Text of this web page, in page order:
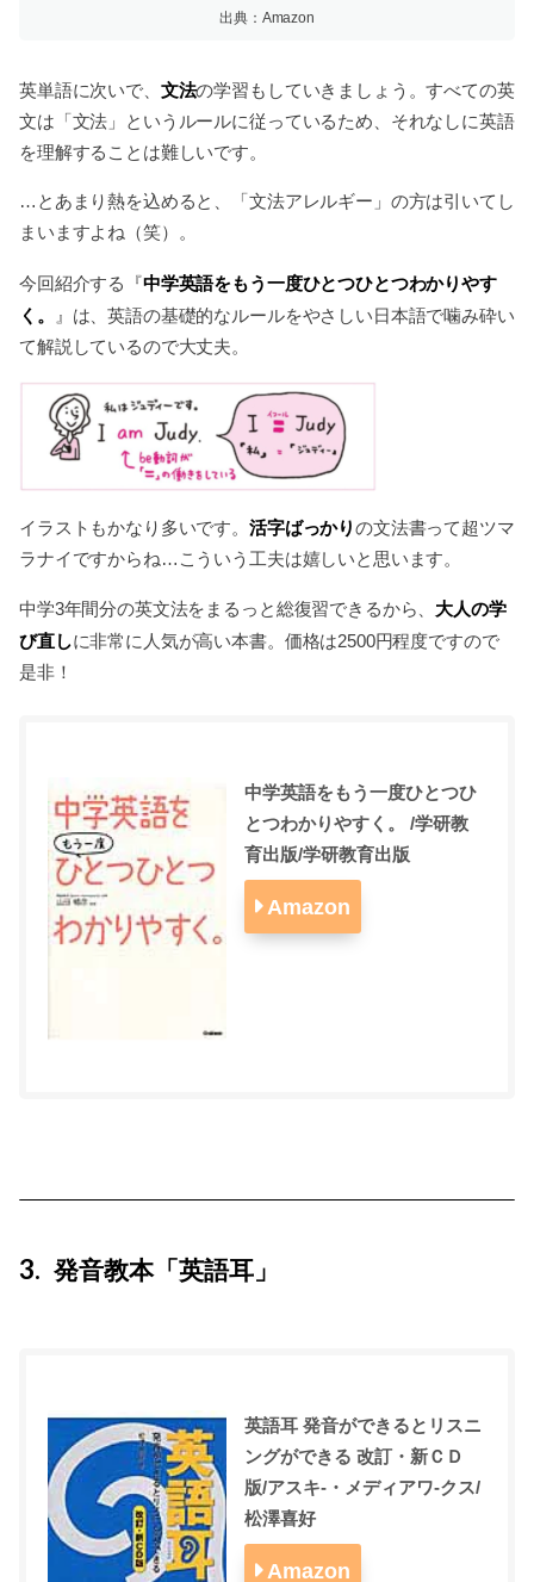
出典：Amazon
英単語に次いで、 文法の学習もしていきましょう。すべての英
文は「文法」というルールに従っているため、それなしに英語
を理解することは難しいです。
…とあまり熱を込めると、「文法アレルギー」の方は引いてし
まいますよね（笑）。
今回紹介する『中学英語をもう一度ひとつひとつわかりやす
く。
』は、英語の基礎的なルールをやさしい日本語で噛み砕い
て解説しているので大丈夫。
イラストもかなり多いです。活字ばっかりの文法書って超ツマ
ラナイですからね…こういう工夫は嬉しいと思います。
中学3年間分の英文法をまるっと総復習できるから、 大人の学
び直しに非常に人気が高い本書。価格は2500円程度ですので
是非！
中学英語をもう一度ひとつひ
とつわかりやすく。 /学研教
育出版/学研教育出版
Amazon
3 発音教本「英語耳」
英語耳 発音ができるとリスニ
ングができる 改訂・新ＣＤ
版/アスキ-・メディアワ-クス/
松澤喜好
Amazon